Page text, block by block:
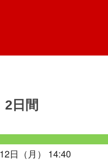
2日間
日（月） 14:40